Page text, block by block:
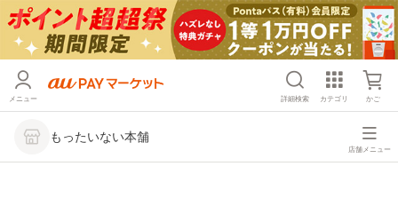
メニュー 詳細検索 カテゴリ かご
もったいない本舗
店舗メニュー